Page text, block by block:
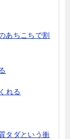
あちこちで割
れる
タダという衝